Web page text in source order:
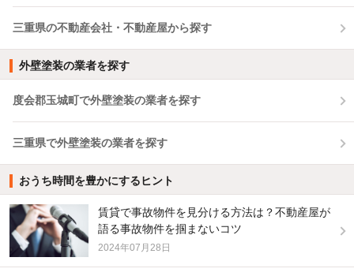
三重県の不動産会社・不動産屋から探す
外壁塗装の業者を探す
度会郡玉城町で外壁塗装の業者を探す
三重県で外壁塗装の業者を探す
おうち時間を豊かにするヒント
賃貸で事故物件を見分ける方法は？不動産屋が
語る事故物件を掴まないコツ
2024年07月28日